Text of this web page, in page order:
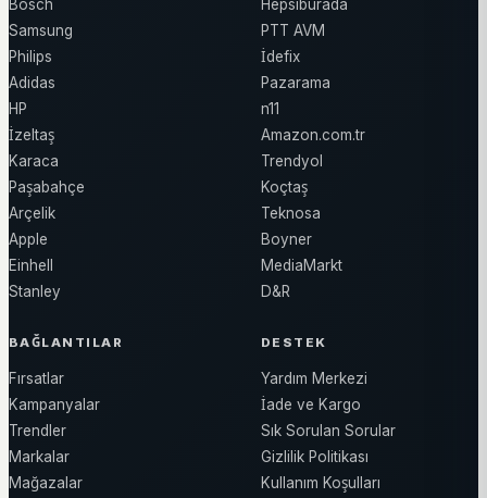
Bosch
Samsung
Philips
Adidas
HP
İzeltaş
Karaca
Paşabahçe
Arçelik
Apple
Einhell
Stanley
Hepsiburada
PTT AVM
İdefix
Pazarama
n11
Amazon.com.tr
Trendyol
Koçtaş
Teknosa
Boyner
MediaMarkt
D&R
BAĞLANTILAR
Fırsatlar
Kampanyalar
Trendler
Markalar
Mağazalar
DESTEK
Yardım Merkezi
İade ve Kargo
Sık Sorulan Sorular
Gizlilik Politikası
Kullanım Koşulları